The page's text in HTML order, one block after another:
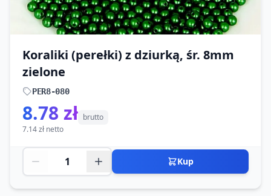
Koraliki (perełki) z dziurką, śr. 8mm
zielone
PER8-080
8.78 zł brutto
7.14 zł netto
Kup